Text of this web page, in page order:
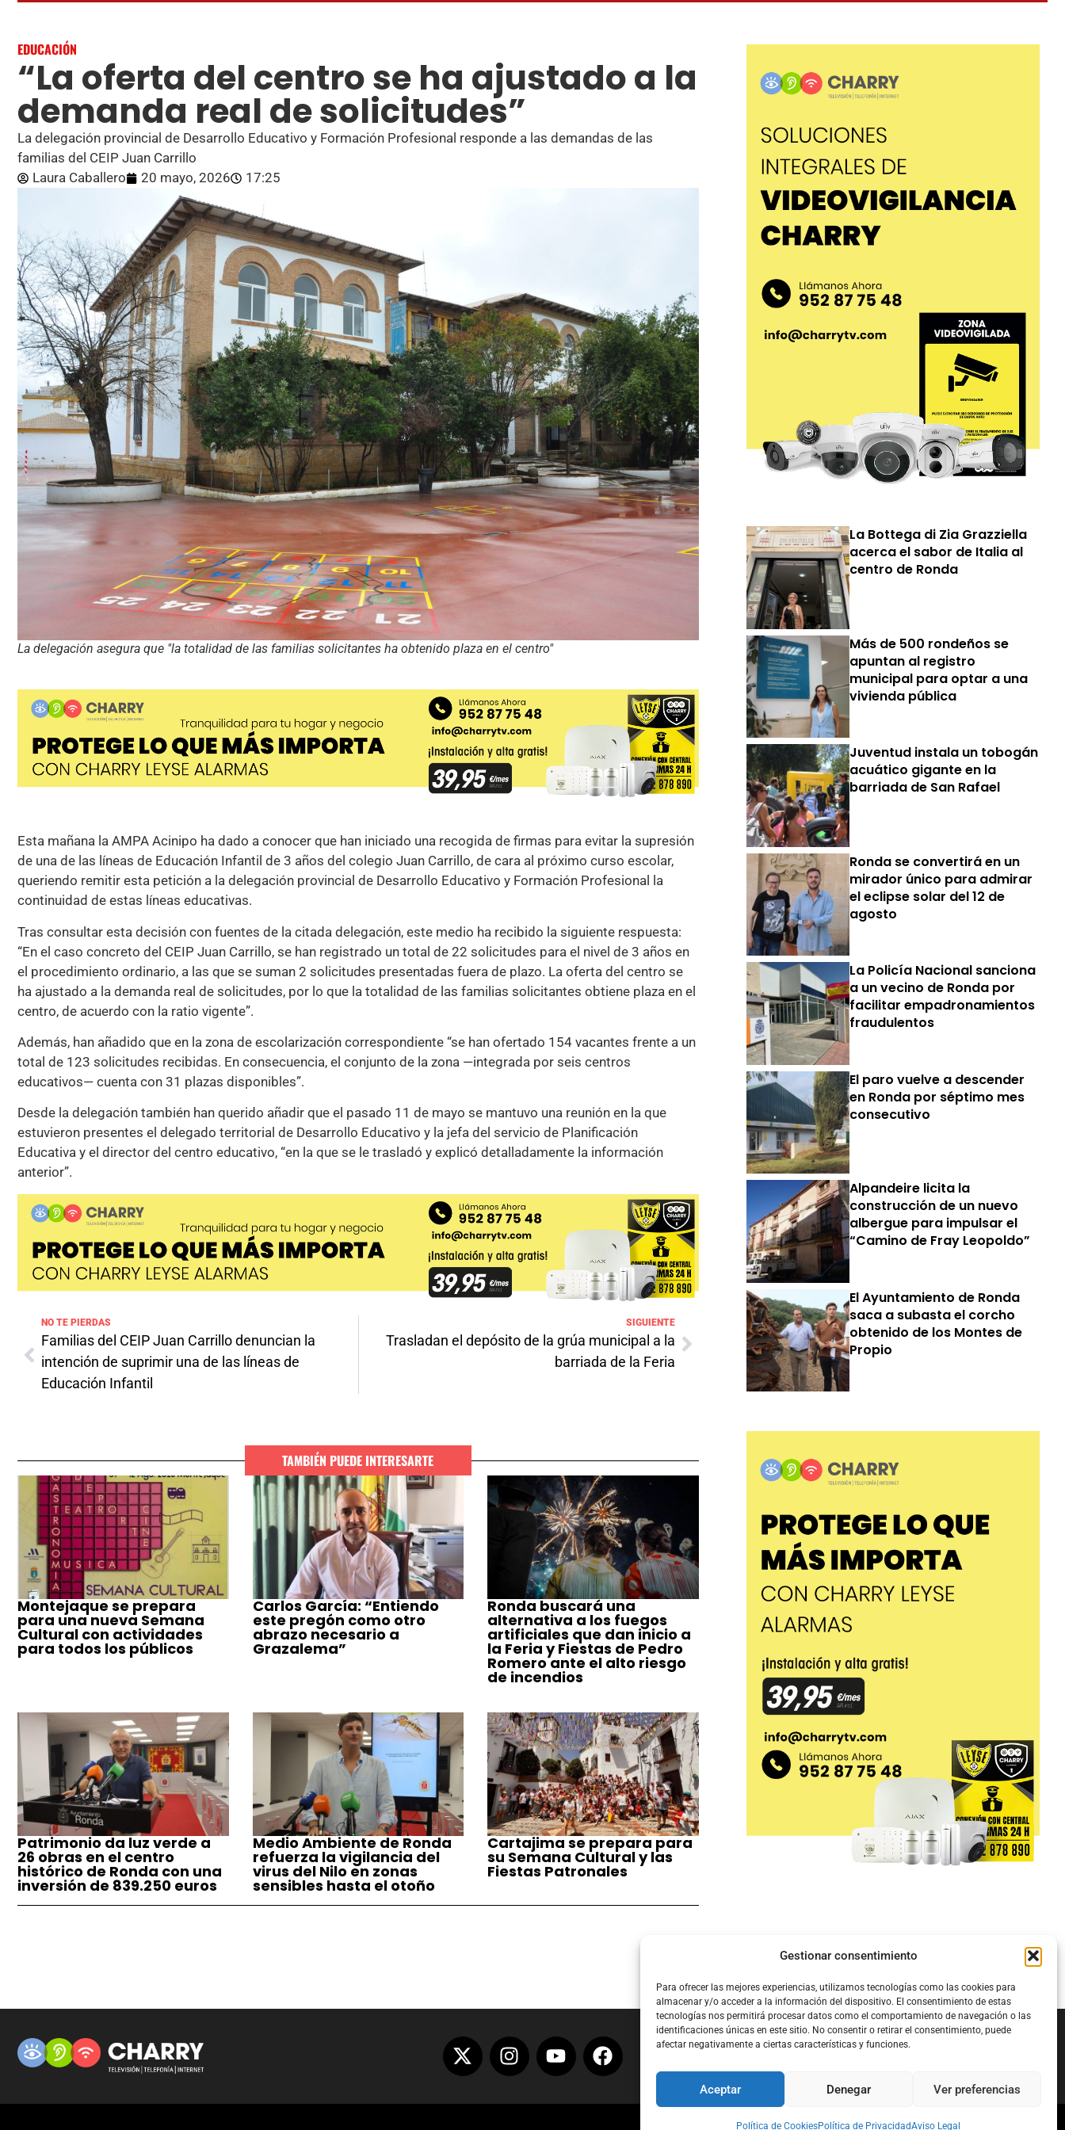
Gestionar consentimiento
Para ofrecer las mejores experiencias, utilizamos tecnologías como las cookies para
almacenar y/o acceder a la información del dispositivo. El consentimiento de estas
tecnologías nos permitirá procesar datos como el comportamiento de navegación o las
identificaciones únicas en este sitio. No consentir o retirar el consentimiento, puede
afectar negativamente a ciertas características y funciones.
Aceptar Denegar Ver preferencias
Política de CookiesPolítica de PrivacidadAviso Legal
EDUCACIÓN
“La oferta del centro se ha ajustado a la
demanda real de solicitudes”
La delegación provincial de Desarrollo Educativo y Formación Profesional responde a las demandas de las
familias del CEIP Juan Carrillo
Laura Caballero
20 mayo, 2026 17:25
La delegación asegura que "la totalidad de las familias solicitantes ha obtenido plaza en el centro"
Esta mañana la AMPA Acinipo ha dado a conocer que han iniciado una recogida de firmas para evitar la supresión
de una de las líneas de Educación Infantil de 3 años del colegio Juan Carrillo, de cara al próximo curso escolar,
queriendo remitir esta petición a la delegación provincial de Desarrollo Educativo y Formación Profesional la
continuidad de estas líneas educativas.
Tras consultar esta decisión con fuentes de la citada delegación, este medio ha recibido la siguiente respuesta:
“En el caso concreto del CEIP Juan Carrillo, se han registrado un total de 22 solicitudes para el nivel de 3 años en
el procedimiento ordinario, a las que se suman 2 solicitudes presentadas fuera de plazo. La oferta del centro se
ha ajustado a la demanda real de solicitudes, por lo que la totalidad de las familias solicitantes obtiene plaza en el
centro, de acuerdo con la ratio vigente”.
Además, han añadido que en la zona de escolarización correspondiente “se han ofertado 154 vacantes frente a un
total de 123 solicitudes recibidas. En consecuencia, el conjunto de la zona —integrada por seis centros
educativos— cuenta con 31 plazas disponibles”.
Desde la delegación también han querido añadir que el pasado 11 de mayo se mantuvo una reunión en la que
estuvieron presentes el delegado territorial de Desarrollo Educativo y la jefa del servicio de Planificación
Educativa y el director del centro educativo, “en la que se le trasladó y explicó detalladamente la información
anterior”.
NO TE PIERDAS
Familias del CEIP Juan Carrillo denuncian la
intención de suprimir una de las líneas de
Educación Infantil
SIGUIENTE
Trasladan el depósito de la grúa municipal a la
barriada de la Feria
TAMBIÉN PUEDE INTERESARTE
Montejaque se prepara
para una nueva Semana
Cultural con actividades
para todos los públicos
Carlos García: “Entiendo
este pregón como otro
abrazo necesario a
Grazalema”
Ronda buscará una
alternativa a los fuegos
artificiales que dan inicio a
la Feria y Fiestas de Pedro
Romero ante el alto riesgo
de incendios
Patrimonio da luz verde a
26 obras en el centro
histórico de Ronda con una
inversión de 839.250 euros
Medio Ambiente de Ronda
refuerza la vigilancia del
virus del Nilo en zonas
sensibles hasta el otoño
Cartajima se prepara para
su Semana Cultural y las
Fiestas Patronales
La Bottega di Zia Grazziella
acerca el sabor de Italia al
centro de Ronda
Más de 500 rondeños se
apuntan al registro
municipal para optar a una
vivienda pública
Juventud instala un tobogán
acuático gigante en la
barriada de San Rafael
Ronda se convertirá en un
mirador único para admirar
el eclipse solar del 12 de
agosto
La Policía Nacional sanciona
a un vecino de Ronda por
facilitar empadronamientos
fraudulentos
El paro vuelve a descender
en Ronda por séptimo mes
consecutivo
Alpandeire licita la
construcción de un nuevo
albergue para impulsar el
“Camino de Fray Leopoldo”
El Ayuntamiento de Ronda
saca a subasta el corcho
obtenido de los Montes de
Propio